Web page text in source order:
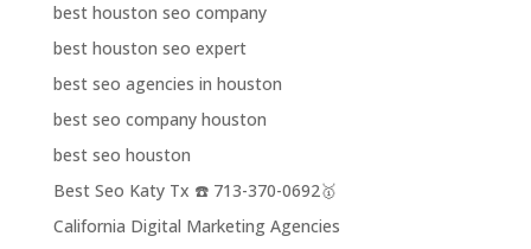
best houston seo company
best houston seo expert
best seo agencies in houston
best seo company houston
best seo houston
Best Seo Katy Tx ☎️ 713-370-0692🥇
California Digital Marketing Agencies